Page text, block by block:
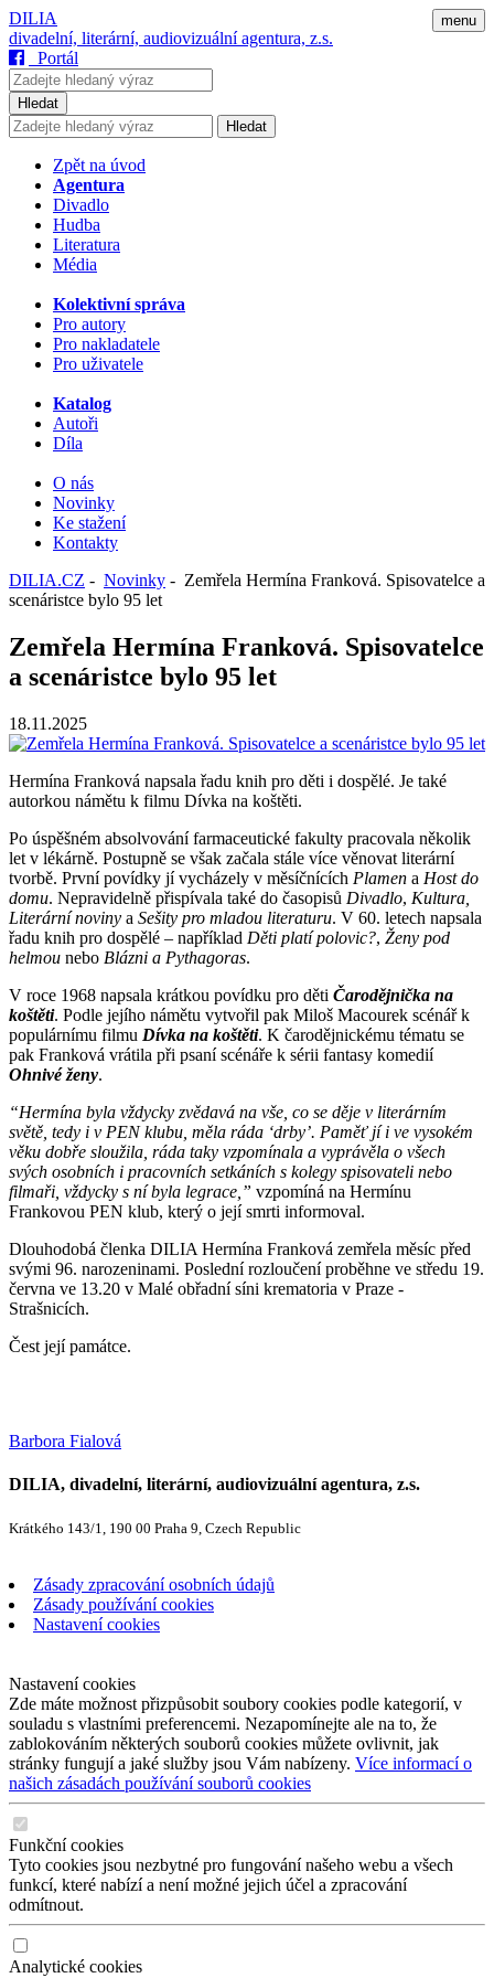
menu
DILIA
divadelní, literární, audiovizuální agentura, z.s.
Portál
Hledat
Hledat
Zpět na úvod
Agentura
Divadlo
Hudba
Literatura
Média
Kolektivní správa
Pro autory
Pro nakladatele
Pro uživatele
Katalog
Autoři
Díla
O nás
Novinky
Ke stažení
Kontakty
DILIA.CZ - Novinky - Zemřela Hermína Franková. Spisovatelce a
scenáristce bylo 95 let
Zemřela Hermína Franková. Spisovatelce
a scenáristce bylo 95 let
18.11.2025
Hermína Franková napsala řadu knih pro děti i dospělé. Je také
autorkou námětu k filmu Dívka na koštěti.
Po úspěšném absolvování farmaceutické fakulty pracovala několik
let v lékárně. Postupně se však začala stále více věnovat literární
tvorbě. První povídky jí vycházely v měsíčnících Plamen a Host do
domu. Nepravidelně přispívala také do časopisů Divadlo, Kultura,
Literární noviny a Sešity pro mladou literaturu. V 60. letech napsala
řadu knih pro dospělé – například Děti platí polovic?, Ženy pod
helmou nebo Blázni a Pythagoras.
V roce 1968 napsala krátkou povídku pro děti Čarodějnička na
koštěti. Podle jejího námětu vytvořil pak Miloš Macourek scénář k
populárnímu filmu Dívka na koštěti. K čarodějnickému tématu se
pak Franková vrátila při psaní scénáře k sérii fantasy komedií
Ohnivé ženy.
“Hermína byla vždycky zvědavá na vše, co se děje v literárním
světě, tedy i v PEN klubu, měla ráda ‘drby’. Paměť jí i ve vysokém
věku dobře sloužila, ráda taky vzpomínala a vyprávěla o všech
svých osobních i pracovních setkáních s kolegy spisovateli nebo
filmaři, vždycky s ní byla legrace,” vzpomíná na Hermínu
Frankovou PEN klub, který o její smrti informoval.
Dlouhodobá členka DILIA Hermína Franková zemřela měsíc před
svými 96. narozeninami. Poslední rozloučení proběhne ve středu 19.
června ve 13.20 v Malé obřadní síni krematoria v Praze -
Strašnicích.
Čest její památce.
Barbora Fialová
DILIA, divadelní, literární, audiovizuální agentura, z.s.
Krátkého 143/1, 190 00 Praha 9, Czech Republic
Zásady zpracování osobních údajů
Zásady používání cookies
Nastavení cookies
Nastavení cookies
Zde máte možnost přizpůsobit soubory cookies podle kategorií, v
souladu s vlastními preferencemi. Nezapomínejte ale na to, že
zablokováním některých souborů cookies můžete ovlivnit, jak
stránky fungují a jaké služby jsou Vám nabízeny. Více informací o
našich zásadách používání souborů cookies
Funkční cookies
Tyto cookies jsou nezbytné pro fungování našeho webu a všech
funkcí, které nabízí a není možné jejich účel a zpracování
odmítnout.
Analytické cookies